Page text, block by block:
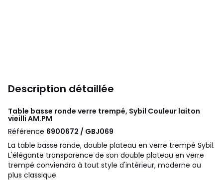
Description détaillée
Table basse ronde verre trempé, Sybil Couleur laiton
vieilli AM.PM
Référence 6900672 / GBJ069
La table basse ronde, double plateau en verre trempé Sybil.
L'élégante transparence de son double plateau en verre
trempé conviendra à tout style d'intérieur, moderne ou
plus classique.